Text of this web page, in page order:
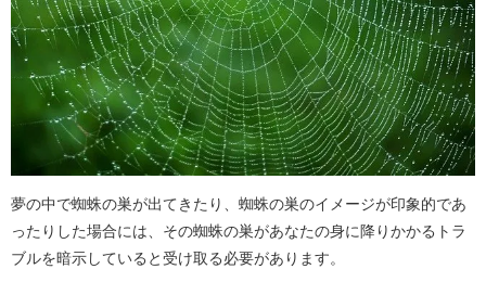
夢の中で蜘蛛の巣が出てきたり、蜘蛛の巣のイメージが印象的であ
ったりした場合には、その蜘蛛の巣があなたの身に降りかかるトラ
ブルを暗示していると受け取る必要があります。